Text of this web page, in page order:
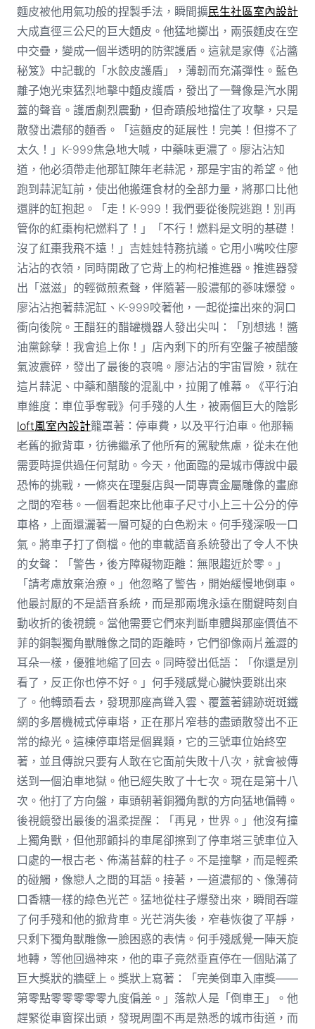
麵皮被他用氣功般的捏製手法，瞬間擴民生社區室內設計
大成直徑三公尺的巨大麵皮。他猛地擲出，兩張麵皮在空
中交疊，變成一個半透明的防禦護盾。這就是家傳《沾醬
秘笈》中記載的「水餃皮護盾」，薄韌而充滿彈性。藍色
離子炮光束猛烈地擊中麵皮護盾，發出了一聲像是汽水開
蓋的聲音。護盾劇烈震動，但奇蹟般地擋住了攻擊，只是
散發出濃郁的麵香。「這麵皮的延展性！完美！但撐不了
太久！」K-999焦急地大喊，中藥味更濃了。廖沾沾知
道，他必須帶走他那缸陳年老蒜泥，那是宇宙的希望。他
跑到蒜泥缸前，使出他搬運食材的全部力量，將那口比他
還胖的缸抱起。「走！K-999！我們要從後院逃跑！別再
管你的紅棗枸杞燃料了！」「不行！燃料是文明的基礎！
沒了紅棗我飛不遠！」吉娃娃特務抗議。它用小嘴咬住廖
沾沾的衣領，同時開啟了它背上的枸杞推進器。推進器發
出「滋滋」的輕微煎煮聲，伴隨著一股濃郁的蔘味爆發。
廖沾沾抱著蒜泥缸、K-999咬著他，一起從撞出來的洞口
衝向後院。王醋狂的醋罐機器人發出尖叫：「別想逃！醬
油黨餘孽！我會追上你！」店內剩下的所有空盤子被醋酸
氣波震碎，發出了最後的哀鳴。廖沾沾的宇宙冒險，就在
這片蒜泥、中藥和醋酸的混亂中，拉開了帷幕。《平行泊
車維度：車位爭奪戰》何手殘的人生，被兩個巨大的陰影
loft風室內設計籠罩著：停車費，以及平行泊車。他那輛
老舊的掀背車，彷彿繼承了他所有的駕駛焦慮，從未在他
需要時提供過任何幫助。今天，他面臨的是城市傳說中最
恐怖的挑戰，一條夾在理髮店與一間專賣金屬雕像的畫廊
之間的窄巷。一個看起來比他車子尺寸小上三十公分的停
車格，上面還灑著一層可疑的白色粉末。何手殘深吸一口
氣。將車子打了倒檔。他的車載語音系統發出了令人不快
的女聲：「警告，後方障礙物距離：無限趨近於零。」
「請考慮放棄治療。」他忽略了警告，開始緩慢地倒車。
他最討厭的不是語音系統，而是那兩塊永遠在關鍵時刻自
動收折的後視鏡。當他需要它們來判斷車體與那座價值不
菲的銅製獨角獸雕像之間的距離時，它們卻像兩片羞澀的
耳朵一樣，優雅地縮了回去。同時發出低語：「你還是別
看了，反正你也停不好。」何手殘感覺心臟快要跳出來
了。他轉頭看去，發現那座高聳入雲、覆蓋著鏽跡斑斑鐵
網的多層機械式停車塔，正在那片窄巷的盡頭散發出不正
常的綠光。這棟停車塔是個異類，它的三號車位始終空
著，並且傳說只要有人敢在它面前失敗十八次，就會被傳
送到一個泊車地獄。他已經失敗了十七次。現在是第十八
次。他打了方向盤，車頭朝著銅獨角獸的方向猛地偏轉。
後視鏡發出最後的溫柔提醒：「再見，世界。」他沒有撞
上獨角獸，但他那顫抖的車尾卻擦到了停車塔三號車位入
口處的一根古老、佈滿苔蘚的柱子。不是撞擊，而是輕柔
的碰觸，像戀人之間的耳語。接著，一道濃郁的、像薄荷
口香糖一樣的綠色光芒。猛地從柱子爆發出來，瞬間吞噬
了何手殘和他的掀背車。光芒消失後，窄巷恢復了平靜，
只剩下獨角獸雕像一臉困惑的表情。何手殘感覺一陣天旋
地轉，等他回過神來，他的車子竟然垂直停在一個貼滿了
巨大獎狀的牆壁上。獎狀上寫著：「完美倒車入庫獎——
第零點零零零零零九度偏差。」落款人是「倒車王」。他
趕緊從車窗探出頭，發現周圍不再是熟悉的城市街道，而